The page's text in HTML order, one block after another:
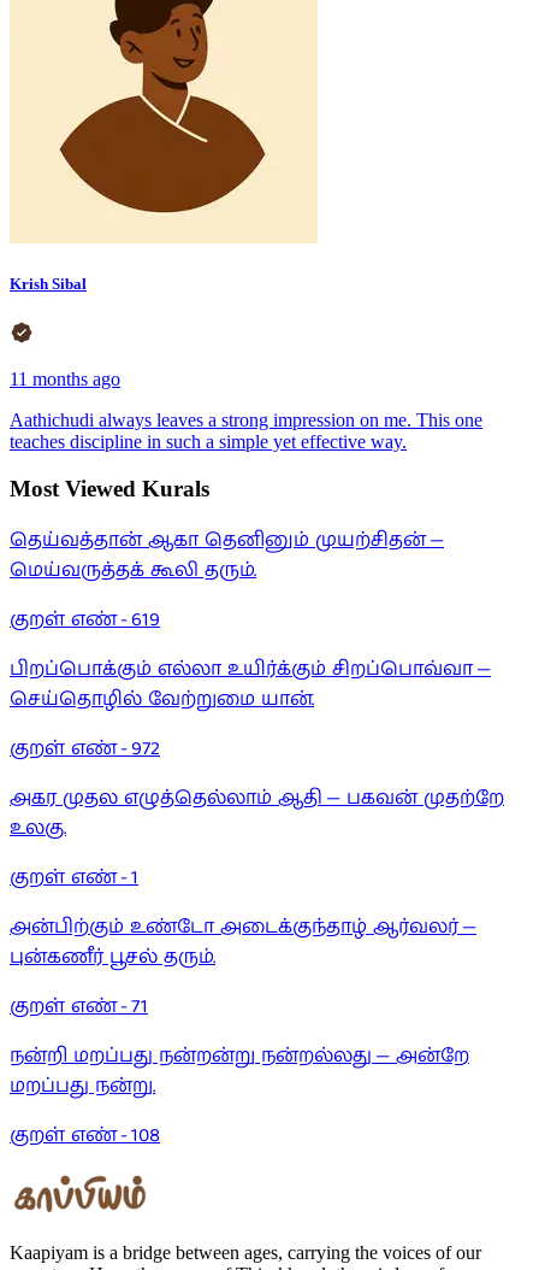
Krish Sibal
11 months ago
Aathichudi always leaves a strong impression on me. This one
teaches discipline in such a simple yet effective way.
Most Viewed Kurals
தெய்வத்தான் ஆகா தெனினும் முயற்சிதன் —
மெய்வருத்தக் கூலி தரும்.
குறள் எண் -619
பிறப்பொக்கும் எல்லா உயிர்க்கும் சிறப்பொவ்வா —
செய்தொழில் வேற்றுமை யான்.
குறள் எண் -972
அகர முதல எழுத்தெல்லாம் ஆதி — பகவன் முதற்றே
உலகு.
குறள் எண் -1
அன்பிற்கும் உண்டோ அடைக்குந்தாழ் ஆர்வலர் —
புன்கணீர் பூசல் தரும்.
குறள் எண் -71
நன்றி மறப்பது நன்றன்று நன்றல்லது — அன்றே
மறப்பது நன்று.
குறள் எண் -108
Kaapiyam is a bridge between ages, carrying the voices of our